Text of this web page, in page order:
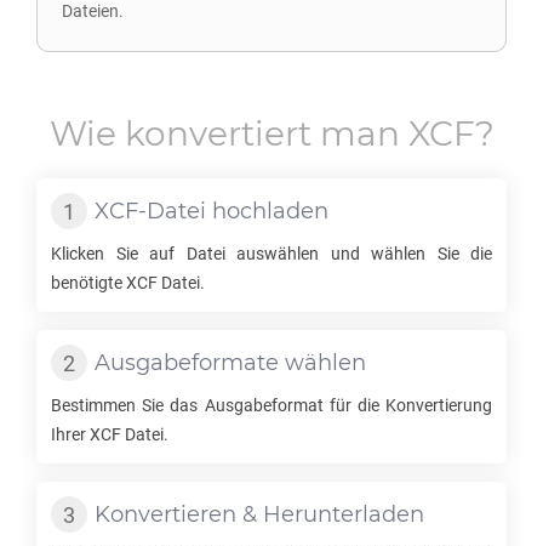
Dateien.
Wie konvertiert man XCF?
XCF-Datei hochladen
Klicken Sie auf Datei auswählen und wählen Sie die
benötigteXCF Datei.
Ausgabeformate wählen
Bestimmen Sie das Ausgabeformat für die Konvertierung
IhrerXCF Datei.
Konvertieren & Herunterladen